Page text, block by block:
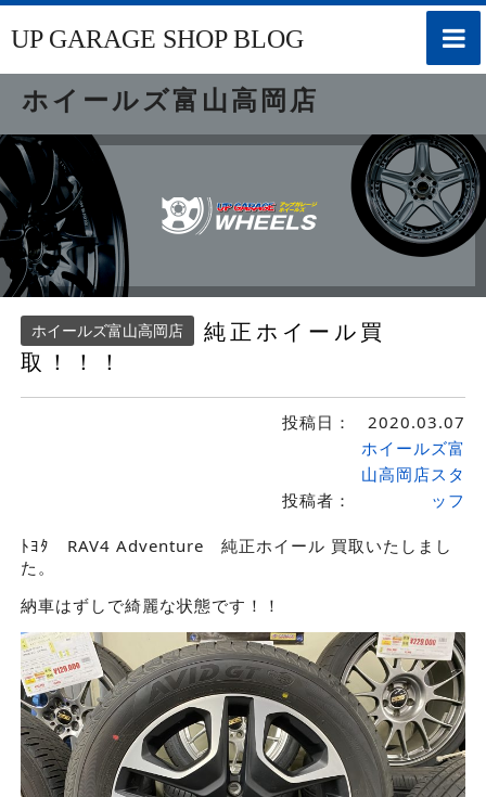
toggle
UP GARAGE SHOP BLOG
ホイールズ富山高岡店
ホイールズ富山高岡店
純正ホイール買
取！！！
投稿日： 2020.03.07
投稿者：
ホイールズ富
山高岡店スタ
ッフ
ﾄﾖﾀ RAV4 Adventure 純正ホイール 買取いたしまし
た。
納車はずしで綺麗な状態です！！